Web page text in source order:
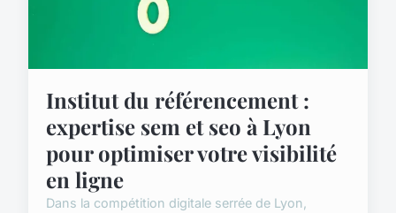
Institut du référencement :
expertise sem et seo à Lyon
pour optimiser votre visibilité
en ligne
Dans la compétition digitale serrée de Lyon,